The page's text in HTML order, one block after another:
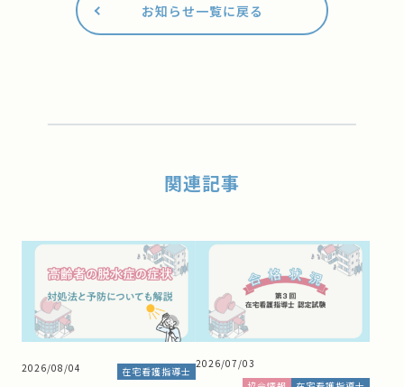
お知らせ一覧に戻る
関連記事
2026/08/04 在宅看護指導士
2026/07/03